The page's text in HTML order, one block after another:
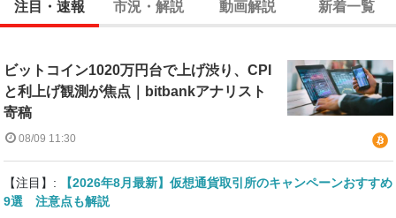
注目・速報 市況・解説 動画解説 新着一覧
ビットコイン1020万円台で上げ渋り、CPI
と利上げ観測が焦点｜bitbankアナリスト
寄稿
08/09 11:30
【注目】:
【2026年8月最新】仮想通貨取引所のキャンペーンおすすめ
9選 注意点も解説